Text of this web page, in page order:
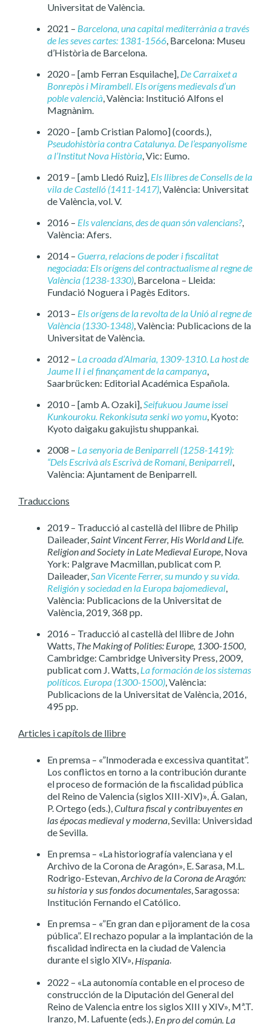
Universitat de València.
2021 – Barcelona, una capital mediterrània a través
de les seves cartes: 1381-1566, Barcelona: Museu
d’Història de Barcelona.
2020 – [amb Ferran Esquilache], De Carraixet a
Bonrepòs i Mirambell. Els orígens medievals d’un
poble valencià, València: Institució Alfons el
Magnànim.
2020 – [amb Cristian Palomo] (coords.),
Pseudohistòria contra Catalunya. De l’espanyolisme
a l’Institut Nova Història, Vic: Eumo.
2019 – [amb Lledó Ruiz], Els llibres de Consells de la
vila de Castelló (1411-1417), València: Universitat
de València, vol. V.
2016 – Els valencians, des de quan són valencians?,
València: Afers.
2014 – Guerra, relacions de poder i fiscalitat
negociada: Els orígens del contractualisme al regne de
València (1238-1330), Barcelona – Lleida:
Fundació Noguera i Pagès Editors.
2013 – Els orígens de la revolta de la Unió al regne de
València (1330-1348), València: Publicacions de la
Universitat de València.
2012 – La croada d’Almaria, 1309-1310. La host de
Jaume II i el finançament de la campanya,
Saarbrücken: Editorial Académica Española.
2010 – [amb A. Ozaki],Seifukuou Jaume issei
Kunkouroku. Rekonkisuta senki wo yomu, Kyoto:
Kyoto daigaku gakujistu shuppankai.
2008 – La senyoria de Beniparrell (1258-1419):
“Dels Escrivà als Escrivà de Romaní, Beniparrell,
València: Ajuntament de Beniparrell.
Traduccions
2019 – Traducció al castellà del llibre de Philip
Daileader,Saint Vincent Ferrer, His World and Life.
Religion and Society in Late Medieval Europe, Nova
York: Palgrave Macmillan, publicat com P.
Daileader,San Vicente Ferrer, su mundo y su vida.
Religión y sociedad en la Europa bajomedieval,
València: Publicacions de la Universitat de
València, 2019, 368 pp.
2016 – Traducció al castellà del llibre de John
Watts, The Making of Polities: Europe, 1300-1500,
Cambridge: Cambridge University Press, 2009,
publicat com J. Watts, La formación de los sistemas
políticos. Europa (1300-1500), València:
Publicacions de la Universitat de València, 2016,
495 pp.
Articles i capítols de llibre
En premsa – «”Inmoderada e excessiva quantitat”.
Los conflictos en torno a la contribución durante
el proceso de formación de la fiscalidad pública
del Reino de Valencia (siglos XIII-XIV)», Á. Galan,
P. Ortego (eds.),Cultura fiscal y contribuyentes en
las épocas medieval y moderna, Sevilla: Universidad
de Sevilla.
En premsa – «La historiografía valenciana y el
Archivo de la Corona de Aragón», E. Sarasa, M.L.
Rodrigo-Estevan,Archivo de la Corona de Aragón:
su historia y sus fondos documentales, Saragossa:
Institución Fernando el Católico.
En premsa – «”En gran dan e pijorament de la cosa
pública”. El rechazo popular a la implantación de la
fiscalidad indirecta en la ciudad de Valencia
durante el siglo XIV», Hispania.
2022 – «La autonomía contable en el proceso de
construcción de la Diputación del General del
Reino de Valencia entre los siglos XIII y XIV», Mª.T.
Iranzo, M. Lafuente (eds.), En pro del común. La